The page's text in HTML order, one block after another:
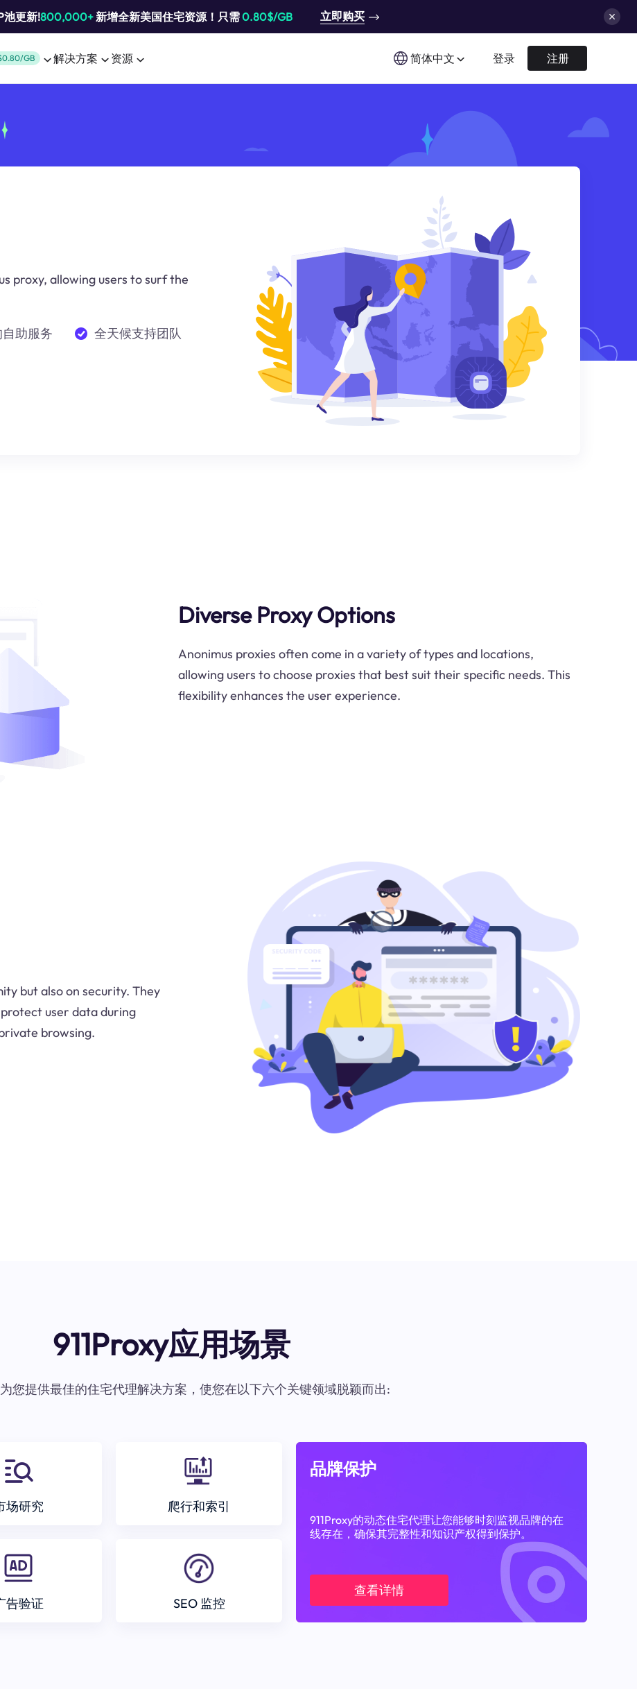
池更新!800,000+新增全新美国住宅资源！只需0.80$/GB 立即购买
GB 解决方案 资源 简体中文 登录 注册
proxy, allowing users to surf the
助服务 全天候支持团队
Diverse Proxy Options
Anonimus proxies often come in a variety of types and locations,
allowing users to choose proxies that best suit their specific needs. This
flexibility enhances the user experience.
but also on security. They
user data during
browsing.
911Proxy应用场景
为您提供最佳的住宅代理解决方案，使您在以下六个关键领域脱颖而出:
场研究 爬行和索引
告验证 SEO 监控
品牌保护
911Proxy的动态住宅代理让您能够时刻监视品牌的在
线存在，确保其完整性和知识产权得到保护。
查看详情